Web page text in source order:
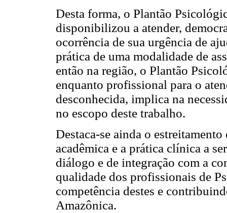
Desta forma, o Plantão
disponibilizou a atender,
ocorrência de sua urgência de
prática de uma modalidade de
então na região, o Plantão
enquanto profissional para o
desconhecida, implica na
no escopo deste trabalho.
Destaca-se ainda o
acadêmica e a prática clínica a
diálogo e de integração com a
qualidade dos profissionais de
competência destes e
Amazônica.